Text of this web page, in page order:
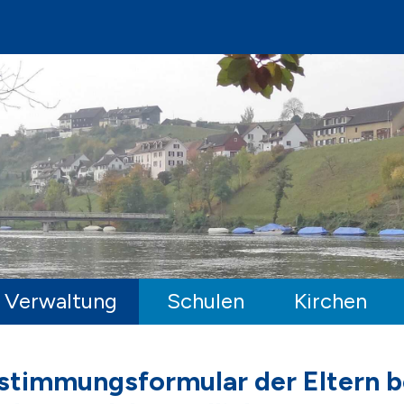
Uhwiesen
Verwaltung Schulen Kirchen
der Eltern